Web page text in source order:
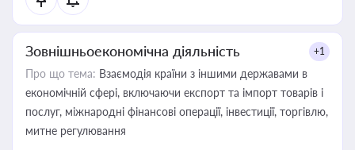
Зовнішньоекономічна діяльність +1
Про що тема: Взаємодія країни з іншими державами в
економічній сфері, включаючи експорт та імпорт товарів і
послуг, міжнародні фінансові операції, інвестиції, торгівлю,
митне регулювання